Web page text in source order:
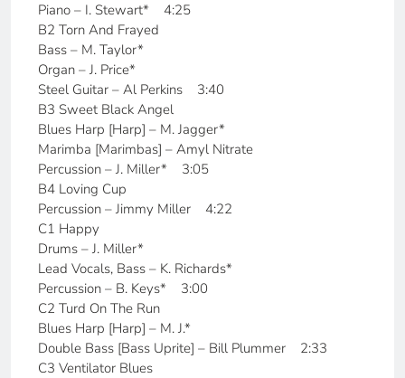
Piano – I. Stewart* 4:25
B2 Torn And Frayed
Bass – M. Taylor*
Organ – J. Price*
Steel Guitar – Al Perkins 3:40
B3 Sweet Black Angel
Blues Harp [Harp] – M. Jagger*
Marimba [Marimbas] – Amyl Nitrate
Percussion – J. Miller* 3:05
B4 Loving Cup
Percussion – Jimmy Miller 4:22
C1 Happy
Drums – J. Miller*
Lead Vocals, Bass – K. Richards*
Percussion – B. Keys* 3:00
C2 Turd On The Run
Blues Harp [Harp] – M. J.*
Double Bass [Bass Uprite] – Bill Plummer 2:33
C3 Ventilator Blues